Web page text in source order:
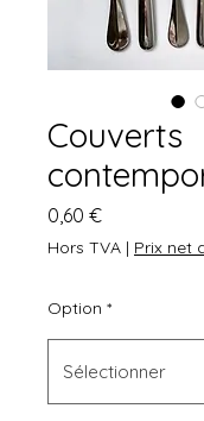
Couverts
0,60 €Prix
Hors TVA | Prix net
Option *